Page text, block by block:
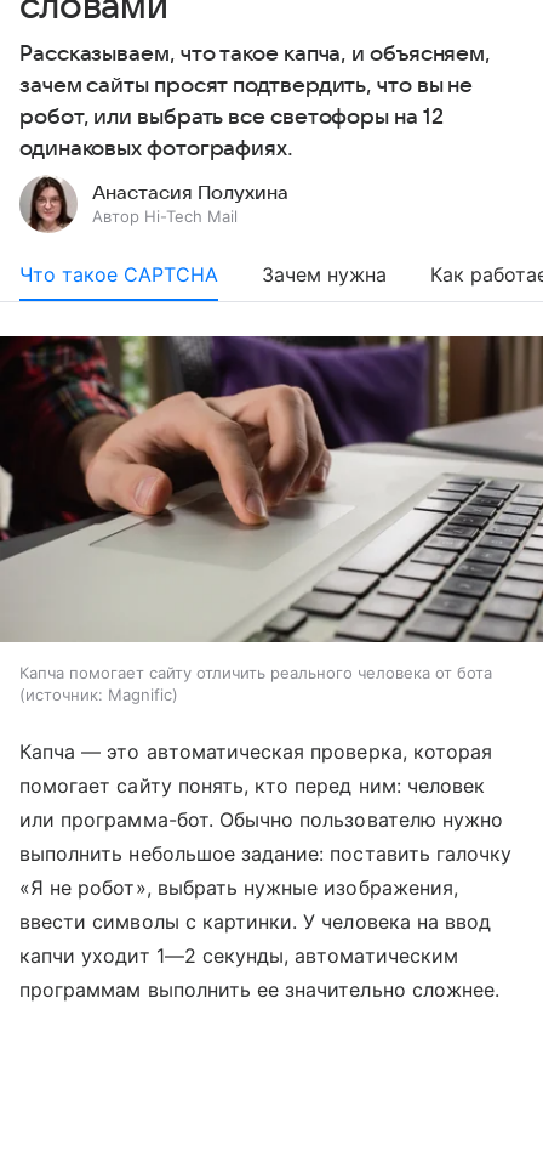
Рассказываем, что такое капча, и объясняем,
зачем сайты просят подтвердить, что вы не
робот, или выбрать все светофоры на 12
одинаковых фотографиях.
Анастасия Полухина
Автор Hi-Tech Mail
Что такое CAPTCHA Зачем нужна Как
Капча помогает сайту отличить реального человека от бота
источник: Magnific
Капча — это автоматическая проверка, которая
помогает сайту понять, кто перед ним: человек
или программа-бот. Обычно пользователю нужно
выполнить небольшое задание: поставить галочку
«Я не робот», выбрать нужные изображения,
ввести символы с картинки. У человека на ввод
капчи уходит 1—2 секунды, автоматическим
программам выполнить ее значительно сложнее.